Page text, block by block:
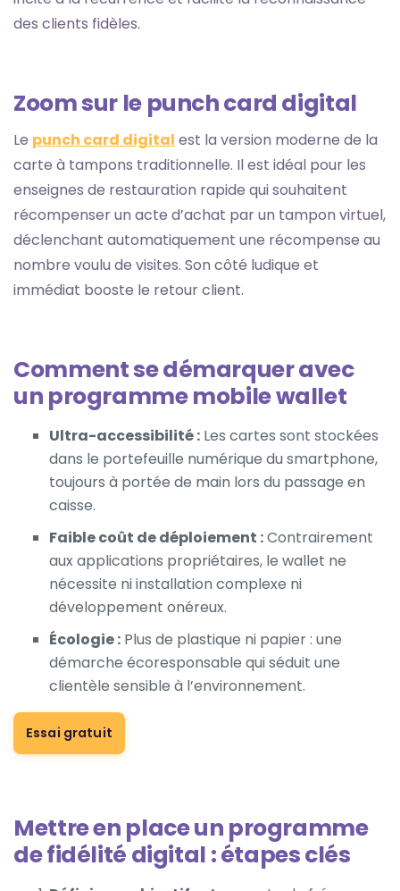
des clients fidèles.
Zoom sur le punch card digital
Le punch card digital est la version moderne de la
carte à tampons traditionnelle. Il est idéal pour les
enseignes de restauration rapide qui souhaitent
récompenser un acte d’achat par un tampon virtuel,
déclenchant automatiquement une récompense au
nombre voulu de visites. Son côté ludique et
immédiat booste le retour client.
Comment se démarquer avec
un programme mobile wallet
Ultra-accessibilité : Les cartes sont stockées
dans le portefeuille numérique du smartphone,
toujours à portée de main lors du passage en
caisse.
Faible coût de déploiement :Contrairement
aux applications propriétaires, le wallet ne
nécessite ni installation complexe ni
développement onéreux.
Écologie : Plus de plastique ni papier : une
démarche écoresponsable qui séduit une
clientèle sensible à l’environnement.
Essai gratuit
Mettre en place un programme
de fidélité digital : étapes clés